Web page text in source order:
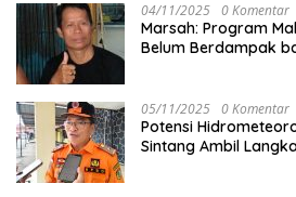
04/11/2025 0 Komentar
Marsah: Program
Belum Berdampak
05/11/2025 0 Komentar
Potensi
Sintang Ambil